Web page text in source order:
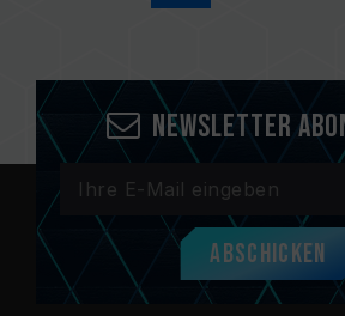
Newsletter
Abschicken